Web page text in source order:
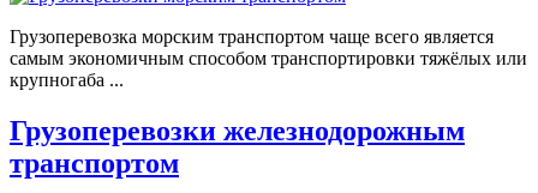
Грузоперевозка морским транспортом чаще всего является
самым экономичным способом транспортировки тяжёлых или
крупногаба ...
Грузоперевозки железнодорожным
транспортом